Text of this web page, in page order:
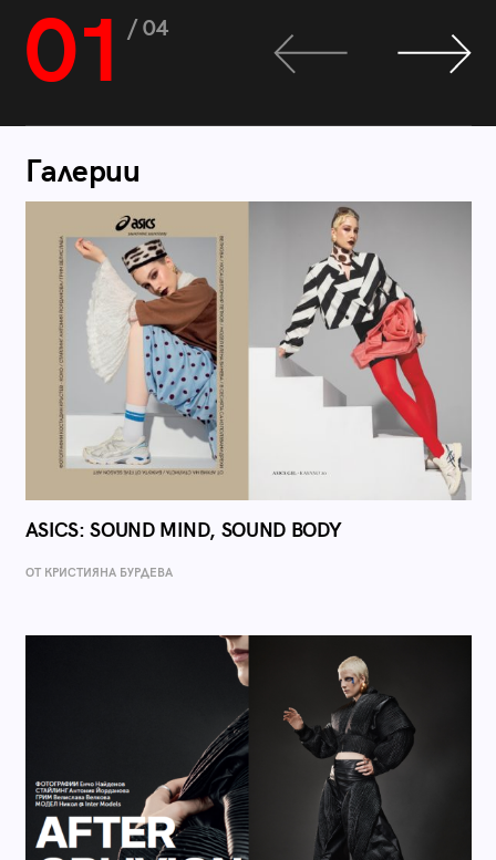
01 / 04
Галерии
ASICS: SOUND MIND, SOUND BODY
ОТ КРИСТИЯНА БУРДЕВА